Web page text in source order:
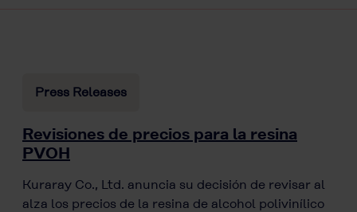
Press Releases
Revisiones de precios para la resina
PVOH
Kuraray Co., Ltd. anuncia su decisión de revisar al
alza los precios de la resina de alcohol polivinílico